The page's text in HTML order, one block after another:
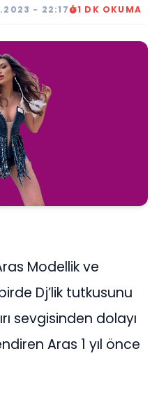
- 22:17 1 DK OKUMA
Modellik ve
Dj’lik tutkusunu
sevgisinden dolayı
Aras 1 yıl önce